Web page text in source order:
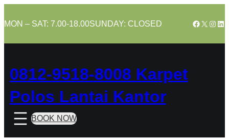
to
MON – SAT: 7.00-18.00SUNDAY: CLOSED Facebook
X
0812-9518-8008 Karpet
Polos Lantai Kantor
BOOK NOW